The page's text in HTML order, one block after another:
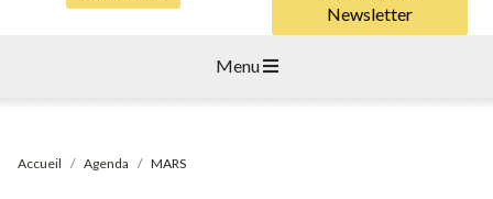
Newsletter
Menu
Accueil Agenda MARS